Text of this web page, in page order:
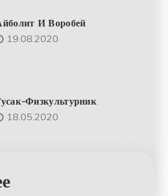
И Воробей
19.08.2020
Физкультурник
18.05.2020